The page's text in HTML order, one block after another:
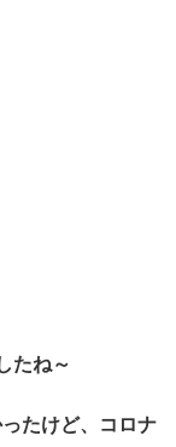
たね～
たけど、コロナ